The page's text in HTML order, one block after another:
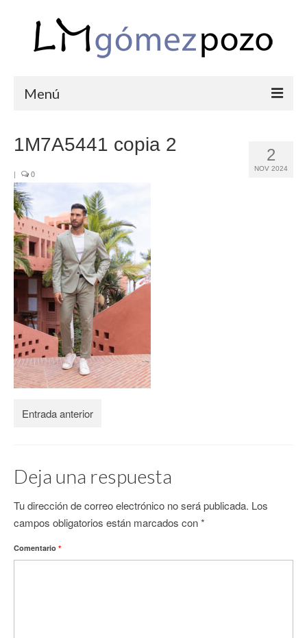
Menú
COMUNIONES
CORPORATIVAS
SEMANA SANTA
BLOG
SOBRE LM
CONTACTO
2
NOV 2024
1M7A5441 copia 2
| 0
Entrada anterior
Deja una respuesta
Tu dirección de correo electrónico no será publicada. Los
campos obligatorios están marcados con*
Comentario *